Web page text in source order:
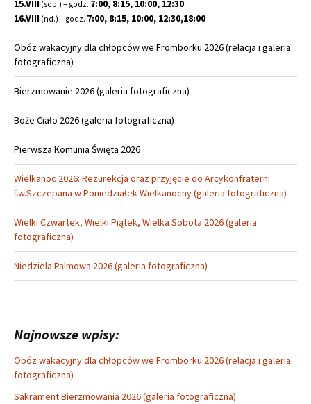
15.VIII (sob.) – godz. 7:00, 8:15, 10:00, 12:30
16.VIII (nd.) – godz. 7:00, 8:15, 10:00, 12:30,18:00
Obóz wakacyjny dla chłopców we Fromborku 2026 (relacja i galeria
fotograficzna)
Bierzmowanie 2026 (galeria fotograficzna)
Boże Ciało 2026 (galeria fotograficzna)
Pierwsza Komunia Święta 2026
Wielkanoc 2026: Rezurekcja oraz przyjęcie do Arcykonfraterni
św.Szczepana w Poniedziałek Wielkanocny (galeria fotograficzna)
Wielki Czwartek, Wielki Piątek, Wielka Sobota 2026 (galeria
fotograficzna)
Niedziela Palmowa 2026 (galeria fotograficzna)
Najnowsze wpisy:
Obóz wakacyjny dla chłopców we Fromborku 2026 (relacja i galeria
fotograficzna)
Sakrament Bierzmowania 2026 (galeria fotograficzna)